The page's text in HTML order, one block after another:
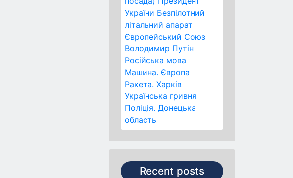
України Безпілотний
літальний апарат
Європейський Союз
Володимир Путін
Російська мова
Машина. Європа
Ракета. Харків
Українська гривня
Поліція. Донецька
область
Recent posts